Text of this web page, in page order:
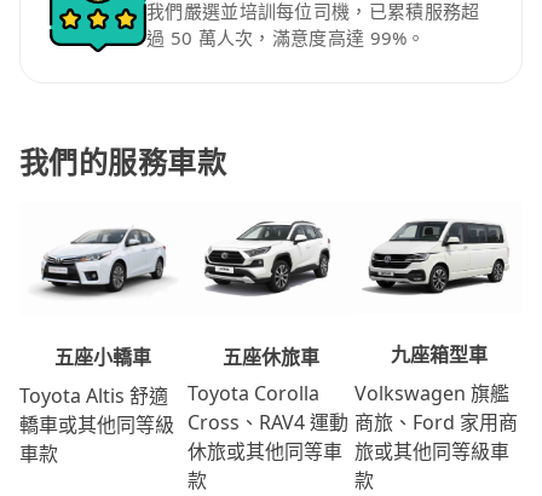
我們嚴選並培訓每位司機，已累積服務超
過 50 萬人次，滿意度高達 99%。
我們的服務車款
五座小轎車
Toyota Altis 舒適
轎車或其他同等級
車款
五座休旅車
Toyota Corolla
Cross、RAV4 運動
休旅或其他同等車
款
九座箱型車
Volkswagen 旗艦
商旅、Ford 家用商
旅或其他同等級車
款